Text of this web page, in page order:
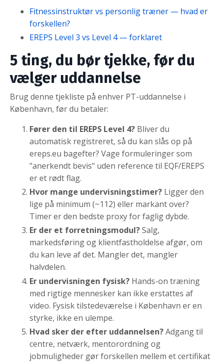
Fitnessinstruktør vs personlig træner — hvad er
forskellen?
EREPS Level 3 vs Level 4 — forklaret
5 ting, du bør tjekke, før du
vælger uddannelse
Brug denne tjekliste på enhver PT-uddannelse i
København, før du betaler:
Fører den til EREPS Level 4? Bliver du
automatisk registreret, så du kan slås op på
ereps.eu bagefter? Vage formuleringer som
"anerkendt bevis" uden reference til EQF/EREPS
er et rødt flag.
Hvor mange undervisningstimer? Ligger den
lige på minimum (~112) eller markant over?
Timer er den bedste proxy for faglig dybde.
Er der et forretningsmodul?Salg,
markedsføring og klientfastholdelse afgør, om
du kan leve af det. Mangler det, mangler
halvdelen.
Er undervisningen fysisk? Hands-on træning
med rigtige mennesker kan ikke erstattes af
video. Fysisk tilstedeværelse i København er en
styrke, ikke en ulempe.
Hvad sker der efter uddannelsen?Adgang til
centre, netværk, mentorordning og
jobmuligheder gør forskellen mellem et certifikat